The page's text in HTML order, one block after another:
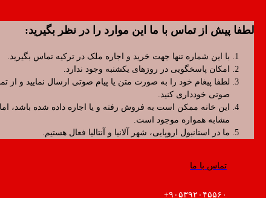
پیش از تماس با ما این موارد را در نظر بگیرید:
با این شماره تنها جهت خرید و اجاره ملک در ترکیه تماس بگیرید.
امکان پاسخگویی در روزهای یکشنبه وجود ندارد.
لطفا پیغام خود را به صورت متن یا پیام صوتی ارسال نمایید و از تماس
صوتی خودداری کنید.
این خانه ممکن است به فروش رفته و یا اجاره داده شده باشد، اما موارد
مشابه همواره موجود است.
ما در استانبول اروپایی، شهر آلانیا و آنتالیا فعال هستیم.
تماس با ما
۹۰۵۳۹۲۰۴۵۵۶۰+